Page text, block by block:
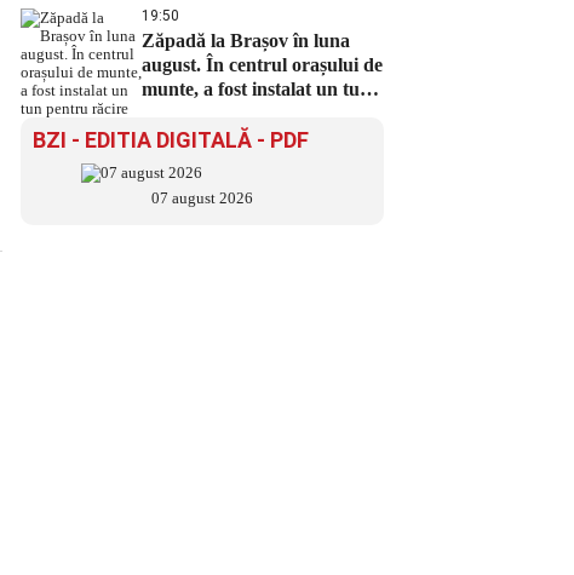
19:50
Zăpadă la Brașov în luna
august. În centrul orașului de
munte, a fost instalat un tun
BZI - EDITIA DIGITALĂ - PDF
07 august 2026